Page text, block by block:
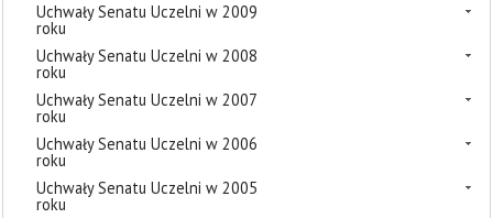
Uchwały Senatu Uczelni w 2009
roku
Uchwały Senatu Uczelni w 2008
roku
Uchwały Senatu Uczelni w 2007
roku
Uchwały Senatu Uczelni w 2006
roku
Uchwały Senatu Uczelni w 2005
roku